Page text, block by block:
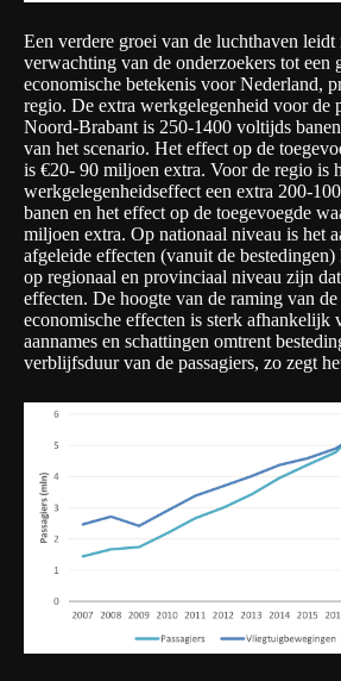
Een verdere groei van de luchthaven leidt
verwachting van de onderzoekers tot een
economische betekenis voor Nederland,
regio. De extra werkgelegenheid voor de
Noord-Brabant is 250-1400 voltijds
van het scenario. Het effect op de
is €20- 90 miljoen extra. Voor de regio is
werkgelegenheidseffect een extra 200-
banen en het effect op de toegevoegde
miljoen extra. Op nationaal niveau is het
afgeleide effecten (vanuit de bestedingen)
op regionaal en provinciaal niveau zijn
effecten. De hoogte van de raming van
economische effecten is sterk afhankelijk
aannames en schattingen omtrent
verblijfsduur van de passagiers, zo zegt